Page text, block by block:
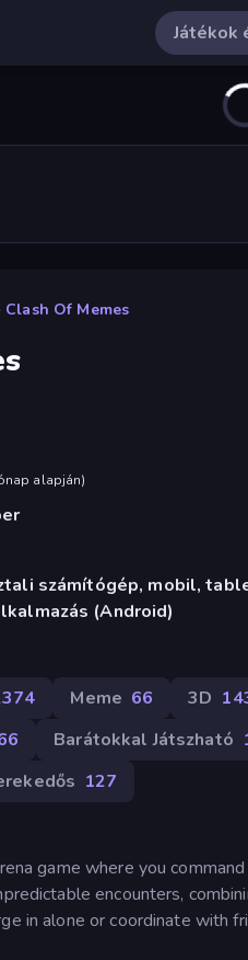
Clash Of Memes
alapján)
számítógép, mobil,
(Android)
Meme 66 3D
Barátokkal Játszható
127
game where you
encounters,
in alone or coordinate with